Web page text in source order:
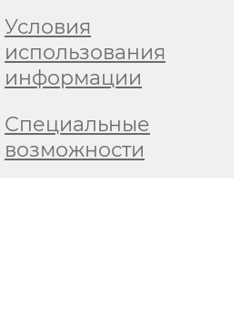
Условия
использования
информации
Специальные
возможности